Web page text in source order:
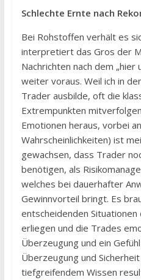
Schlechte Ernte nach
Bei Rohstoffen verhält es
interpretiert das Gros der
Nachrichten nach dem
weiter voraus. Weil ich in
Trader ausbilde, oft die
Extrempunkten
Emotionen heraus, vorbei
Wahrscheinlichkeiten) ist
gewachsen, dass Trader
benötigen, als
welches bei dauerhafter
Gewinnvorteil bringt. Es
entscheidenden
erliegen und die Trades
Überzeugung und ein
Überzeugung und
tiefgreifendem Wissen